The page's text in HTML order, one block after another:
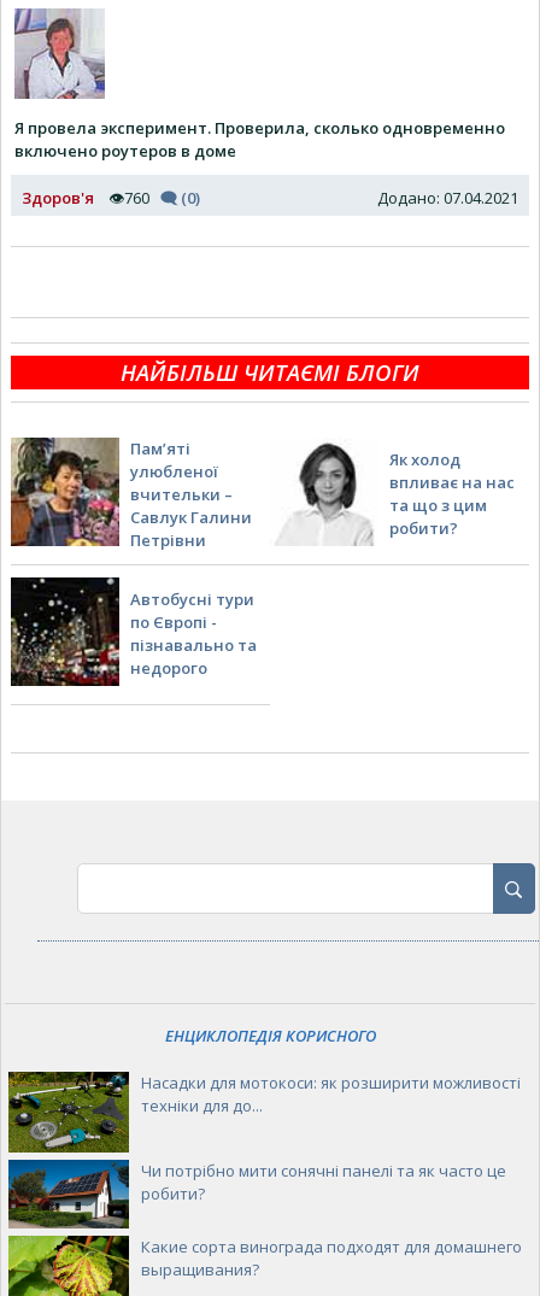
Я провела эксперимент. Проверила, сколько одновременно
включено роутеров в доме
Додано: 07.04.2021
Здоров'я 👁760 🗨 (0)
НАЙБІЛЬШ ЧИТАЄМІ БЛОГИ
Пам’яті
улюбленої
вчительки –
Савлук Галини
Петрівни
Як холод
впливає на нас
та що з цим
робити?
Автобусні тури
по Європі -
пізнавально та
недорого
ЕНЦИКЛОПЕДІЯ КОРИСНОГО
Насадки для мотокоси: як розширити можливості
техніки для до...
Чи потрібно мити сонячні панелі та як часто це
робити?
Какие сорта винограда подходят для домашнего
выращивания?